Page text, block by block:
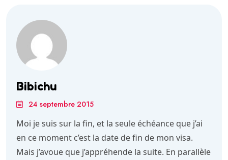
Bibichu
24 septembre 2015
Moi je suis sur la fin, et la seule échéance que j’ai
en ce moment c’est la date de fin de mon visa.
Mais j’avoue que j’appréhende la suite. En parallèle